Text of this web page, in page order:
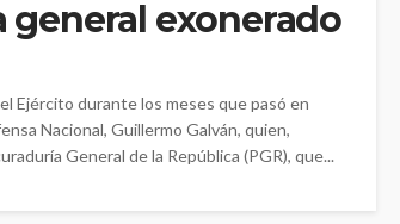
general exonerado
Ejército durante los meses que pasó en
Nacional, Guillermo Galván, quien,
General de la República (PGR), que...